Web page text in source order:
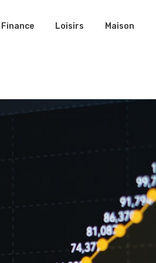
Finance Loisirs Maison